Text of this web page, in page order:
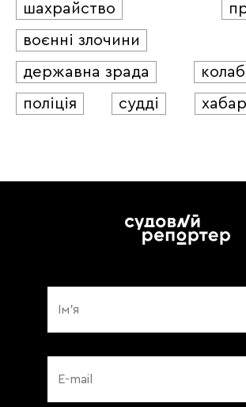
шахрайство
воєнні злочини
державна зрада
поліція
судді хабар